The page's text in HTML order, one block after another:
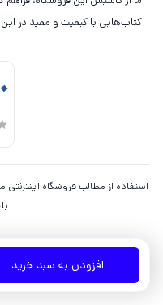
افزودن به سبد خرید
کتاب‌هایی با کیفیت و مفید در
استفاده از مطالب فروشگاه اینترنتی